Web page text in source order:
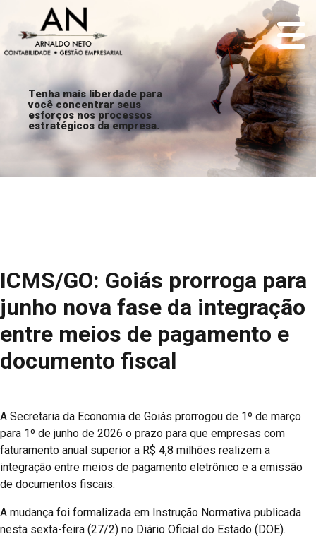
Tenha mais liberdade para
você concentrar seus
esforços nos processos
estratégicos da empresa.
ICMS/GO: Goiás prorroga para
junho nova fase da integração
entre meios de pagamento e
documento fiscal
A Secretaria da Economia de Goiás prorrogou de 1º de março
para 1º de junho de 2026 o prazo para que empresas com
faturamento anual superior a R$ 4,8 milhões realizem a
integração entre meios de pagamento eletrônico e a emissão
de documentos fiscais.
A mudança foi formalizada em Instrução Normativa publicada
nesta sexta-feira (27/2) no Diário Oficial do Estado (DOE).